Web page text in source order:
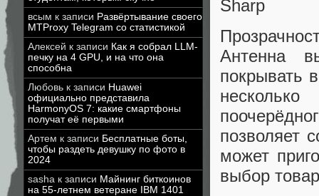
всым к записи Развёртывание своего
MTProxy Telegram со статистикой
Алексей к записи Как я собрал LLM-
печку на 4 GPU, и на что она
способна
Любовь к записи Huawei
официально представила
HarmonyOS 7: какие смартфоны
получат её первыми
Артем к записи Бесплатные боты,
чтобы раздеть девушку по фото в
2024
sasha к записи Майнинг биткоинов
на 55-летнем ветеране IBM 1401
Sharp
Антенна
покрывать
позволяет
может
выбор